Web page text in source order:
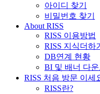
아이디 찾기
비밀번호 찾기
About RISS
RISS 이용방법
RISS 지식더하기
DB연계 현황
BI 및 배너 다운
RISS 처음 방문 이세
RISS란?